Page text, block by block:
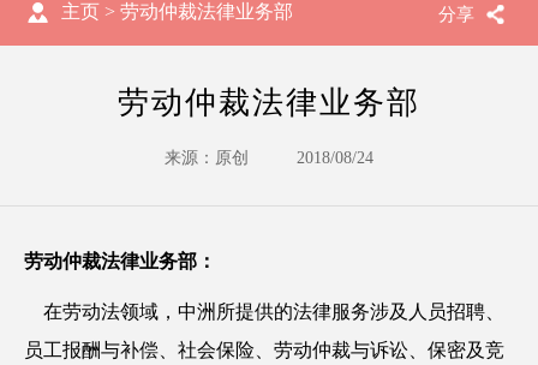
分享
主页 > 劳动仲裁法律业务部
劳动仲裁法律业务部
来源：原创 2018/08/24
劳动仲裁法律业务部：
在劳动法领域，中洲所提供的法律服务涉及人员招聘、
员工报酬与补偿、社会保险、劳动仲裁与诉讼、保密及竞